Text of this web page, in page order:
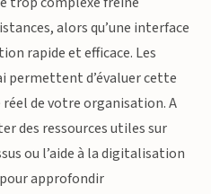
alors qu’une interface
rapide et efficace. Les
permettent d’évaluer cette
de votre organisation. A
des ressources utiles sur
ou l’aide à la digitalisation
approfondir